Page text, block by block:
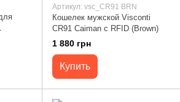
Артикул: vsc_CR91 BRN
Кошелек мужской Visconti
CR91 Caiman c RFID (Brown)
1 880 грн
Купить